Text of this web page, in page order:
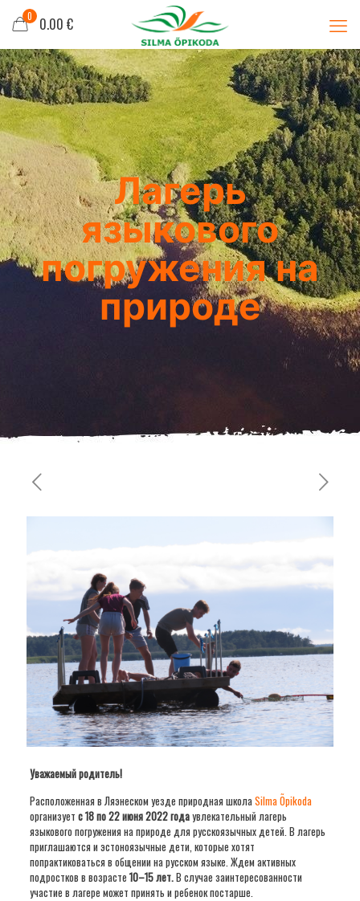
0 0.00 €
Лагерь
языкового
погружения на
природе
Уважаемый родитель!
Расположенная в Ляэнеском уезде природная школа Silma Õpikoda
организует с18 по 22 июня 2022 годаувлекательный лагерь
языкового погружения на природе для русскоязычных детей. В лагерь
приглашаются и эстоноязычные дети, которые хотят
попрактиковаться в общении на русском языке. Ждем активных
подростков в возрасте 10–15 лет.В случае заинтересованности
участие в лагере может принять и ребенок постарше.